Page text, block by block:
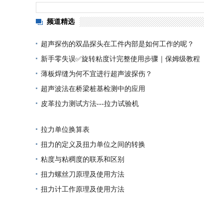
频道精选
超声探伤的双晶探头在工件内部是如何工作的呢？
新手零失误✅旋转粘度计完整使用步骤｜保姆级教程
薄板焊缝为何不宜进行超声波探伤？
超声波法在桥梁桩基检测中的应用
皮革拉力测试方法---拉力试验机
拉力单位换算表
扭力的定义及扭力单位之间的转换
粘度与粘稠度的联系和区别
扭力螺丝刀原理及使用方法
扭力计工作原理及使用方法